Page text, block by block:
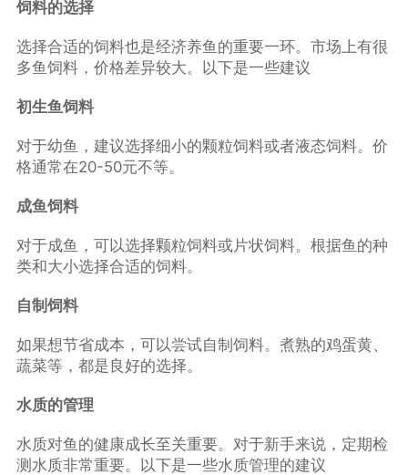
饲料的选择
选择合适的饲料也是经济养鱼的重要一环。市场上有很
多鱼饲料，价格差异较大。以下是一些建议
初生鱼饲料
对于幼鱼，建议选择细小的颗粒饲料或者液态饲料。价
格通常在20-50元不等。
成鱼饲料
对于成鱼，可以选择颗粒饲料或片状饲料。根据鱼的种
类和大小选择合适的饲料。
自制饲料
如果想节省成本，可以尝试自制饲料。煮熟的鸡蛋黄、
蔬菜等，都是良好的选择。
水质的管理
水质对鱼的健康成长至关重要。对于新手来说，定期检
测水质非常重要。以下是一些水质管理的建议